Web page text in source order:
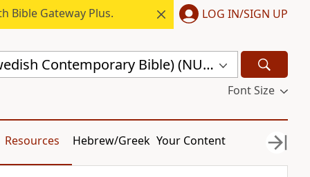
Bible Gateway Plus. LOG IN/SIGN UP
nuBibeln (Swedish Contemporary Bible) (NUB)
Font Size
Resources Hebrew/Greek Your Content